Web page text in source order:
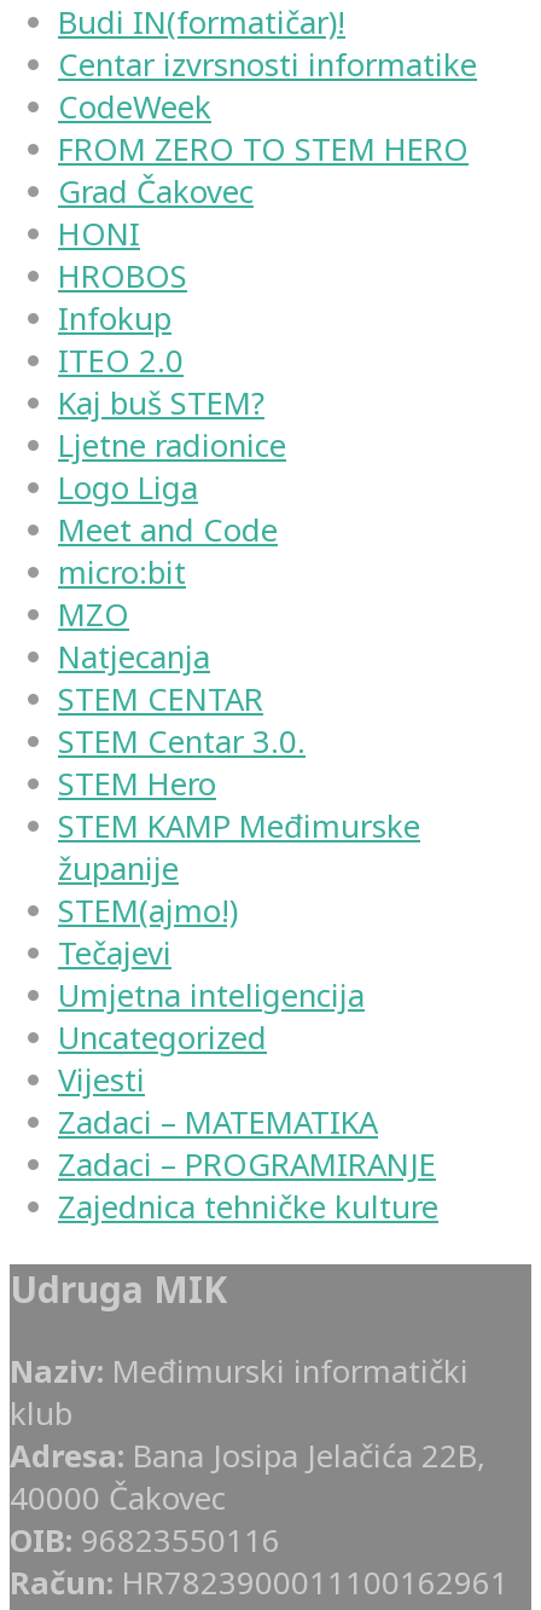
Budi IN(formatičar)!
Centar izvrsnosti informatike
CodeWeek
FROM ZERO TO STEM HERO
Grad Čakovec
HONI
HROBOS
Infokup
ITEO 2.0
Kaj buš STEM?
Ljetne radionice
Logo Liga
Meet and Code
micro:bit
MZO
Natjecanja
STEM CENTAR
STEM Centar 3.0.
STEM Hero
STEM KAMP Međimurske
županije
STEM(ajmo!)
Tečajevi
Umjetna inteligencija
Uncategorized
Vijesti
Zadaci – MATEMATIKA
Zadaci – PROGRAMIRANJE
Zajednica tehničke kulture
Udruga MIK
Naziv: Međimurski informatički
klub
Adresa: Bana Josipa Jelačića 22B,
40000 Čakovec
OIB: 96823550116
Račun: HR7823900011100162961